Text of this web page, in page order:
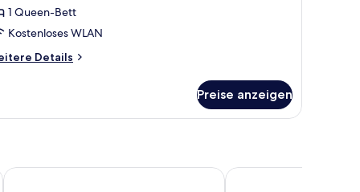
1 Queen-Bett
Kostenloses WLAN
Details
Preise anzeigen
STAYERY Fürth Innenstadt Firstclass Event & Hotel